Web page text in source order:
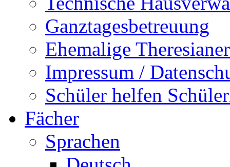
Ganztagesbetreuung
Ehemalige Theresianer
Impressum /
Schüler helfen
Fächer
Sprachen